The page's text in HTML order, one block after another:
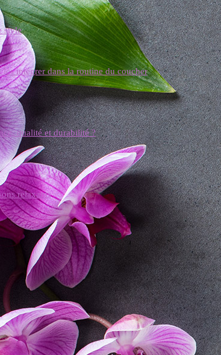
style
intégrer dans la routine du coucher
qualité et durabilité ?
relaxants